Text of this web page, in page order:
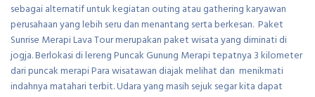
sebagai alternatif untuk kegiatan outing atau gathering karyawan
perusahaan yang lebih seru dan menantang serta berkesan. Paket
Sunrise Merapi Lava Tour merupakan paket wisata yang diminati di
jogja. Berlokasi di lereng Puncak Gunung Merapi tepatnya 3 kilometer
dari puncak merapi Para wisatawan diajak melihat dan menikmati
indahnya matahari terbit. Udara yang masih sejuk segar kita dapat